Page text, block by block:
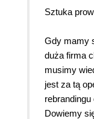
Sztuka
Gdy mamy
duża firma
musimy
jest za tą
Dowiemy